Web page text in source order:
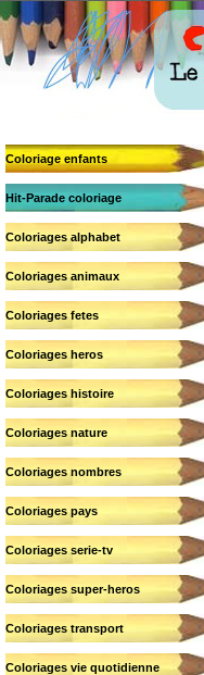
Coloriage enfants
Hit-Parade coloriage
Coloriages alphabet
Coloriages animaux
Coloriages fetes
Coloriages heros
Coloriages histoire
Coloriages nature
Coloriages nombres
Coloriages pays
Coloriages serie-tv
Coloriages super-heros
Coloriages transport
Coloriages vie quotidienne